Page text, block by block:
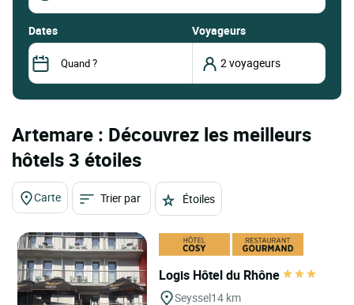
dates Voyageurs
Artemare : Découvrez les meilleurs
hôtels 3 étoiles
Carte Trier par Étoiles
Logis Hôtel du Rhône
Seyssel14 km